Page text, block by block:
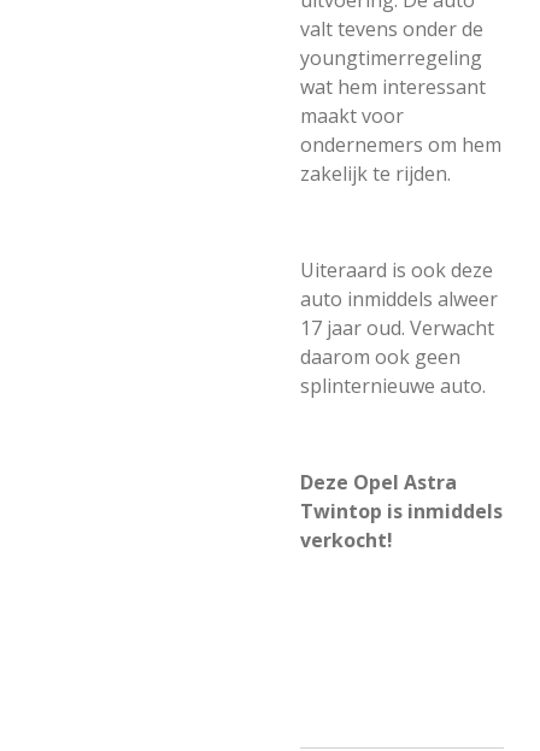
valt tevens onder de
youngtimerregeling
wat hem interessant
maakt voor
ondernemers om hem
zakelijk te rijden.
Uiteraard is ook deze
auto inmiddels alweer
17 jaar oud. Verwacht
daarom ook geen
splinternieuwe auto.
Deze Opel Astra
Twintop is inmiddels
verkocht!